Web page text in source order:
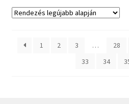
1 2 3 … 28
33
34